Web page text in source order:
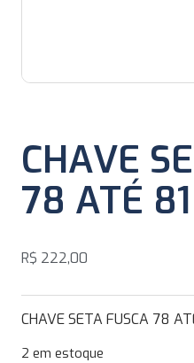
CHAVE
78 ATÉ 81
R$ 222,00
CHAVE SETA FUSCA 78
2 em estoque